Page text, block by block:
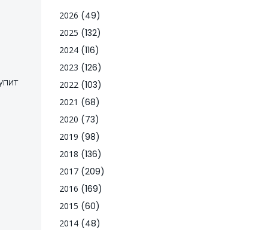
2026 (49)
2025 (132)
2024 (116)
2023 (126)
2022 (103)
2021 (68)
2020 (73)
2019 (98)
2018 (136)
2017 (209)
2016 (169)
2015 (60)
2014 (48)